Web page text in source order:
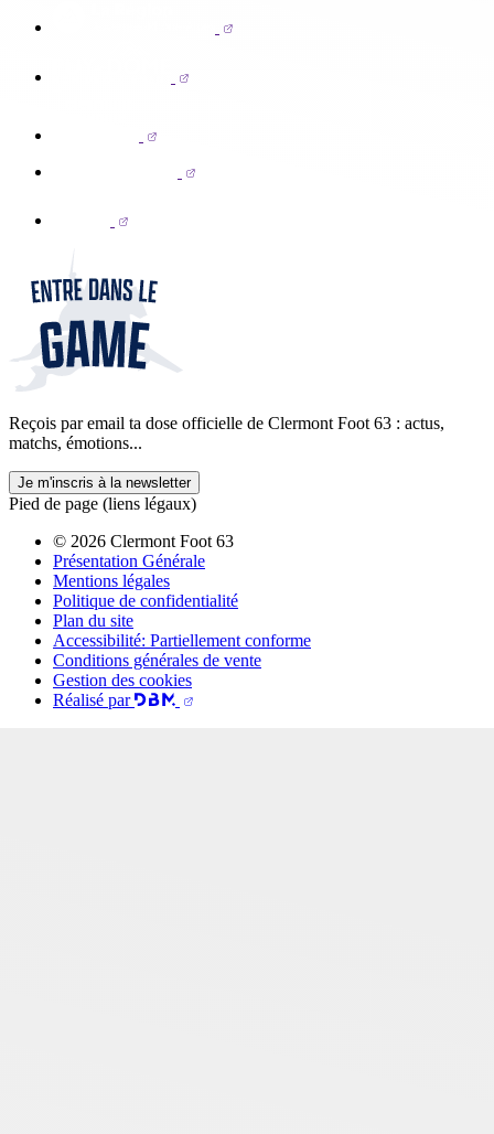
Reçois par email ta dose officielle de Clermont Foot 63 : actus,
matchs, émotions...
Je m'inscris à la newsletter
Pied de page (liens légaux)
© 2026 Clermont Foot 63
Présentation Générale
Mentions légales
Politique de confidentialité
Plan du site
Accessibilité: Partiellement conforme
Conditions générales de vente
Gestion des cookies
Réalisé par